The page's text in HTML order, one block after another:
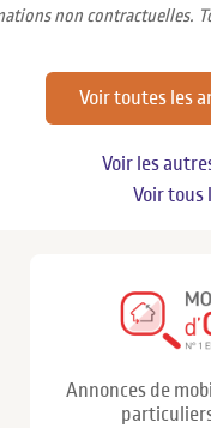
non contractuelles.
Voir toutes les
Voir les
Voir tous
Annonces de